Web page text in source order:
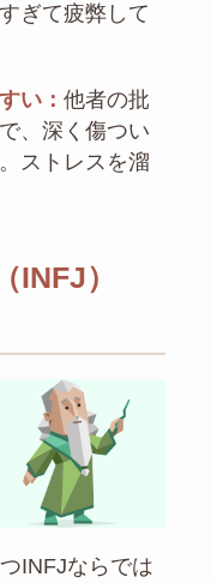
ぎて疲弊して
い： 他者の批
、深く傷つい
ストレスを溜
INFJ）
INFJならでは